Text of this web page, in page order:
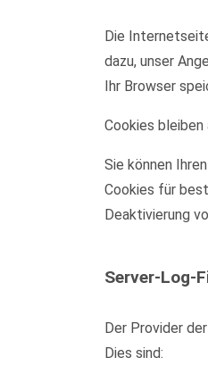
Die
dazu, unser
Ihr Browser
Cookies
Sie können
Cookies für
Deaktivierung
Server-Log-
Der Provider
Dies sind: